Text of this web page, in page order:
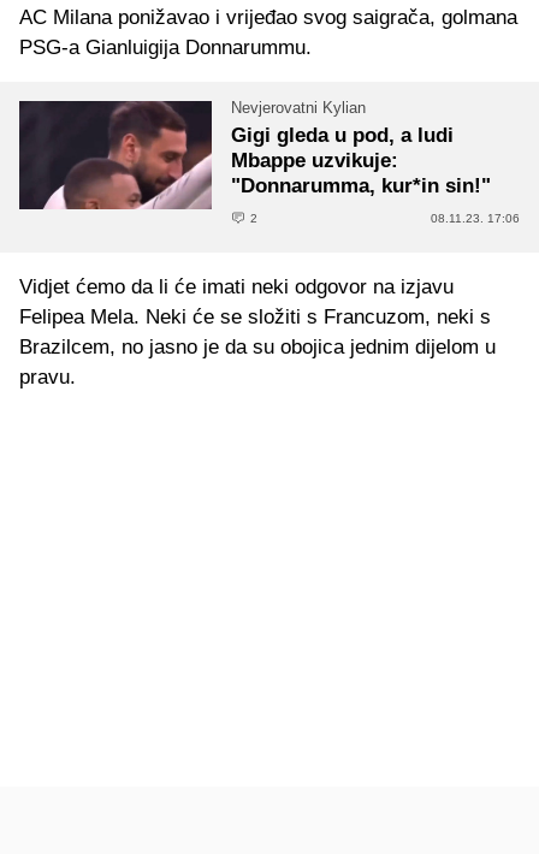
AC Milana ponižavao i vrijeđao svog saigrača, golmana
PSG-a Gianluigija Donnarummu.
Nevjerovatni Kylian
Gigi gleda u pod, a ludi
Mbappe uzvikuje:
"Donnarumma, kur*in sin!"
2 08.11.23. 17:06
Vidjet ćemo da li će imati neki odgovor na izjavu
Felipea Mela. Neki će se složiti s Francuzom, neki s
Brazilcem, no jasno je da su obojica jednim dijelom u
pravu.